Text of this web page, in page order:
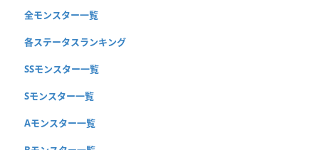
全モンスター一覧
各ステータスランキング
SSモンスター一覧
Sモンスター一覧
Aモンスター一覧